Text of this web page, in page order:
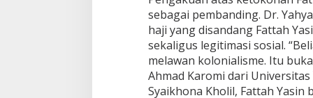
p
a
k
a
n
sebagai pembanding. Dr.
haji yang disandang Fattah
sekaligus legitimasi sosial.
melawan kolonialisme. Itu
Ahmad Karomi dari
Syaikhona Kholil, Fattah